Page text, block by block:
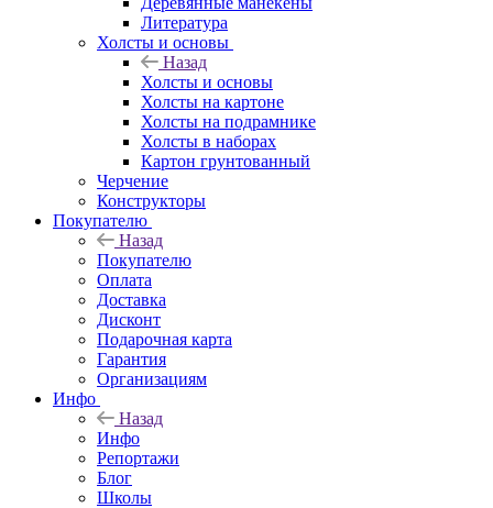
Литература
Холсты и основы
Назад
Холсты и основы
Холсты на картоне
Холсты на подрамнике
Холсты в наборах
Картон грунтованный
Черчение
Конструкторы
Покупателю
Назад
Покупателю
Оплата
Доставка
Дисконт
Подарочная карта
Гарантия
Организациям
Инфо
Назад
Инфо
Репортажи
Блог
Школы